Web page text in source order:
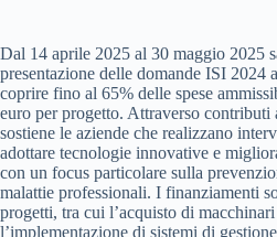
Dal 14 aprile 2025 al 30 maggio 2025
presentazione delle domande ISI
coprire fino al 65% delle spese
euro per progetto. Attraverso
sostiene le aziende che realizzano
adottare tecnologie innovative e
con un focus particolare sulla
malattie professionali. I finanziamenti
progetti, tra cui l’acquisto di
l’implementazione di sistemi di